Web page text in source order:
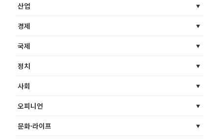
산업
경제
국제
정치
사회
오피니언
문화·라이프